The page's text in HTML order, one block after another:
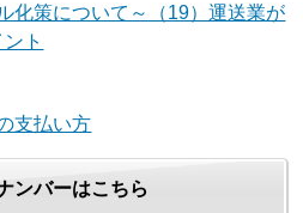
化策について～（19）運送業が
ト
支払い方
ンバーはこちら